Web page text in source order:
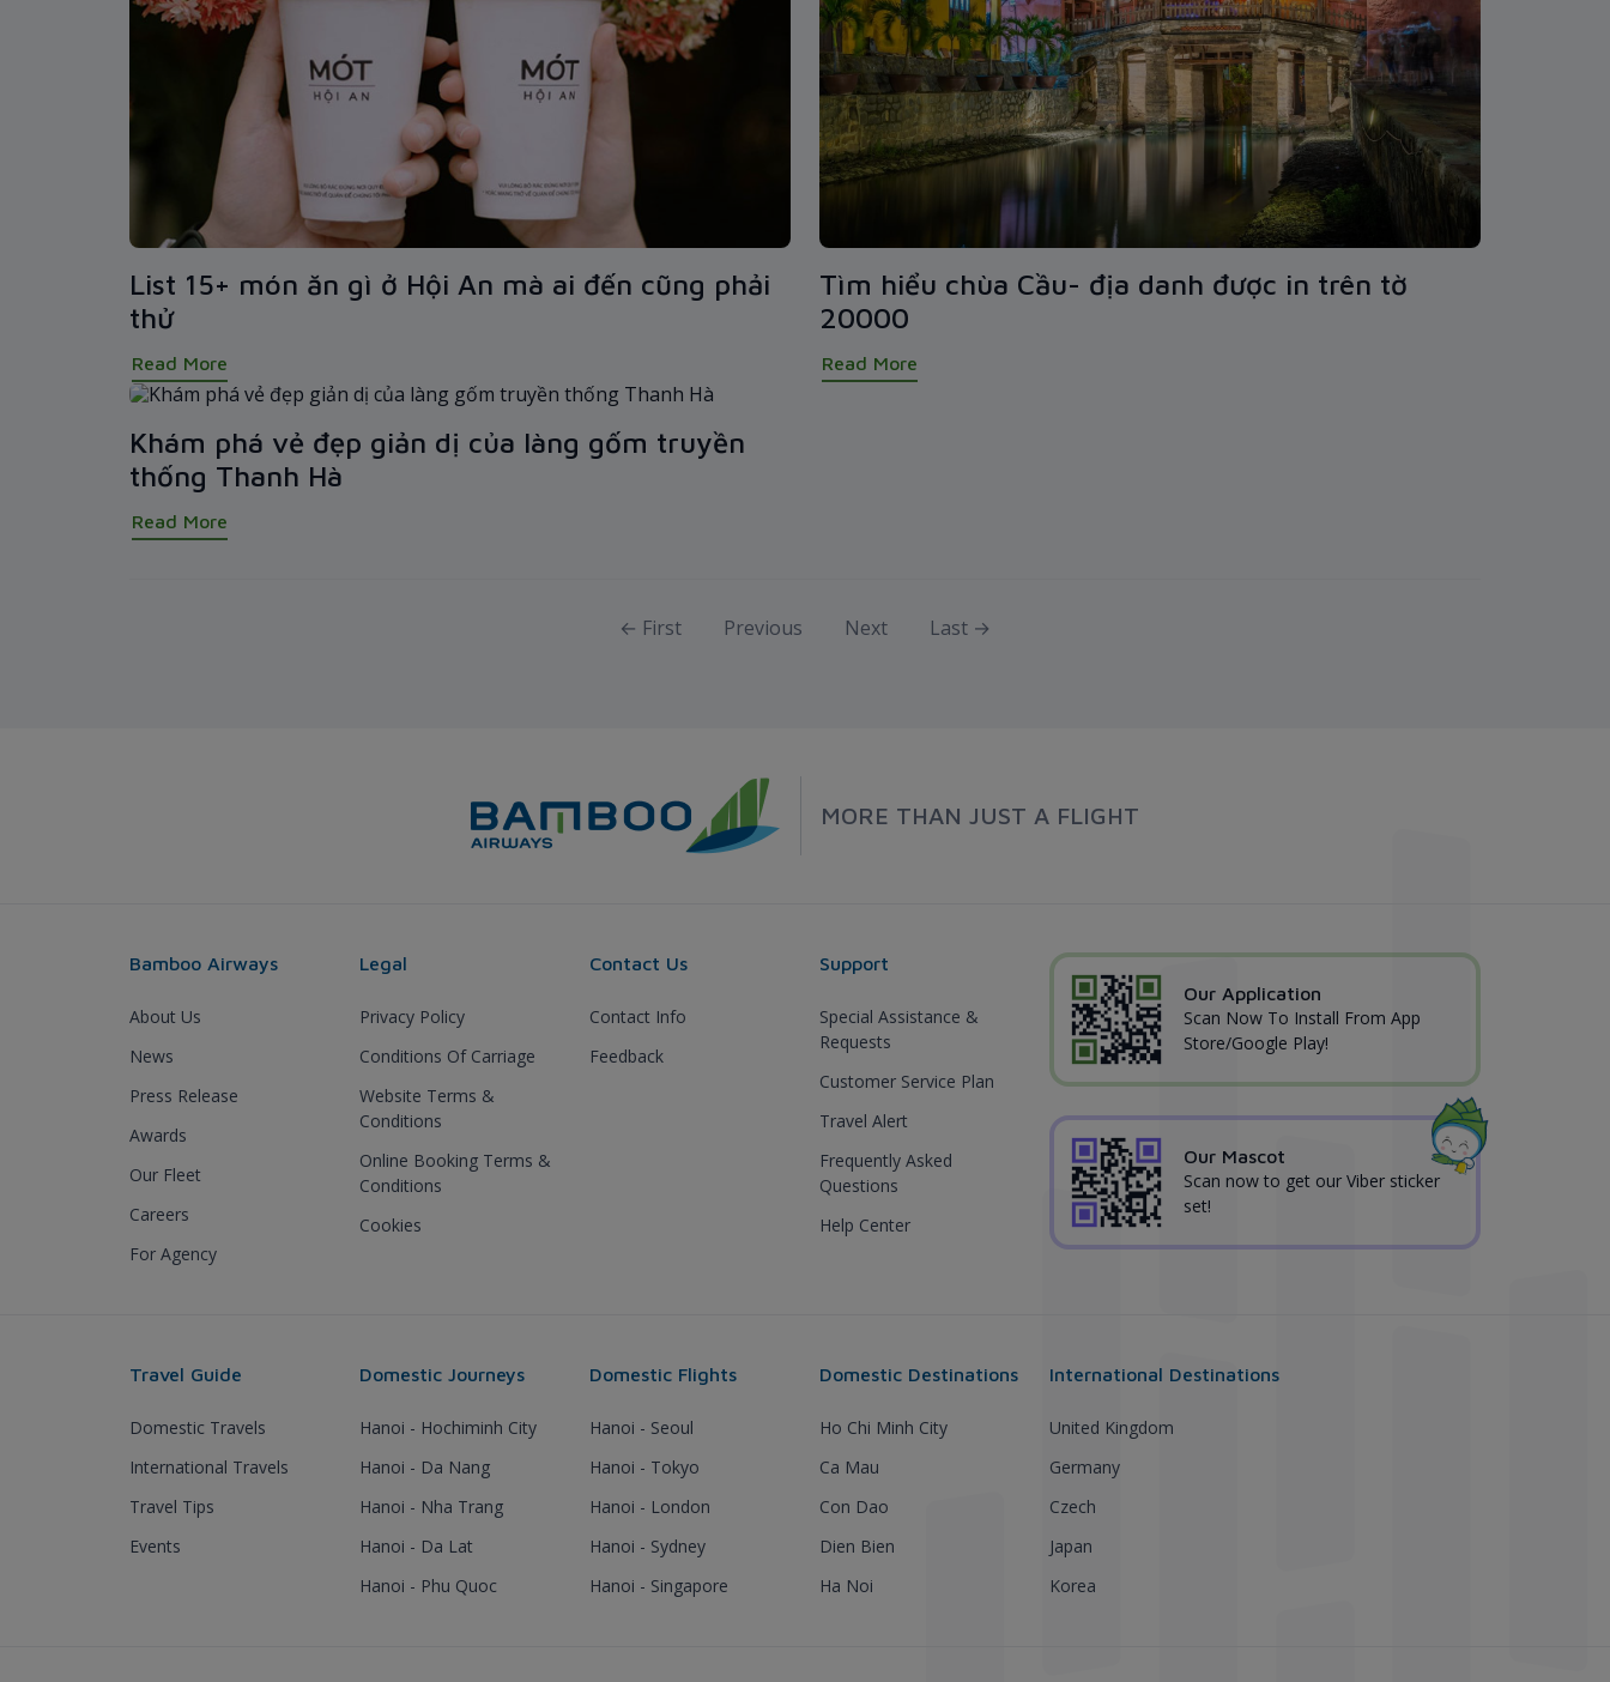
List 15+ món ăn gì ở Hội An mà ai đến cũng phải
thử
Read More
Tìm hiểu chùa Cầu- địa danh được in trên tờ
20000
Read More
Khám phá vẻ đẹp giản dị của làng gốm truyền
thống Thanh Hà
Read More
← First Previous Next Last →
MORE THAN JUST A FLIGHT
Bamboo Airways
About Us
News
Press Release
Awards
Our Fleet
Careers
For Agency
Legal
Privacy Policy
Conditions Of Carriage
Website Terms &
Conditions
Online Booking Terms &
Conditions
Cookies
Contact Us
Contact Info
Feedback
Support
Special Assistance &
Requests
Customer Service Plan
Travel Alert
Frequently Asked
Questions
Help Center
Our Application
Scan Now To Install From App
Store/Google Play!
Our Mascot
Scan now to get our Viber sticker
set!
Travel Guide
Domestic Travels
International Travels
Travel Tips
Events
Domestic Journeys
Hanoi - Hochiminh City
Hanoi - Da Nang
Hanoi - Nha Trang
Hanoi - Da Lat
Hanoi - Phu Quoc
Domestic Flights
Hanoi - Seoul
Hanoi - Tokyo
Hanoi - London
Hanoi - Sydney
Hanoi - Singapore
Domestic Destinations
Ho Chi Minh City
Ca Mau
Con Dao
Dien Bien
Ha Noi
International Destinations
United Kingdom
Germany
Czech
Japan
Korea